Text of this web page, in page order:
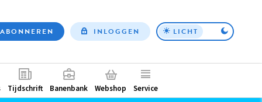
Top
ABONNEREN INLOGGEN LICHT
Tijdschrift Banenbank Webshop Service